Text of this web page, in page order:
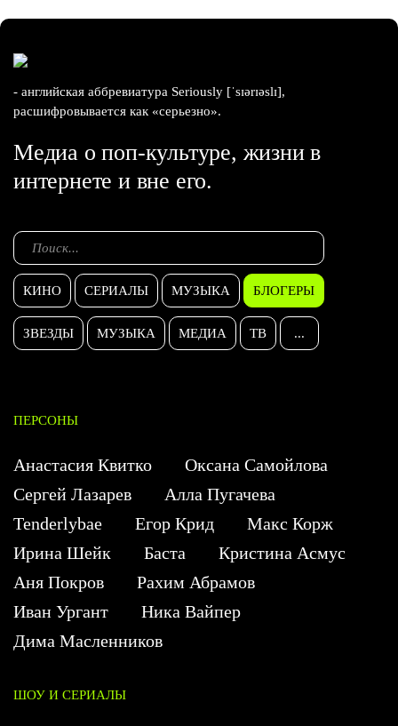
- английская аббревиатура Seriously [ˈsɪərɪəslɪ],
расшифровывается как «серьезно».
Медиа о поп-культуре, жизни в
интернете и вне его.
КИНО СЕРИАЛЫ МУЗЫКА БЛОГЕРЫ
ЗВЕЗДЫ МУЗЫКА МЕДИА ТВ ...
ПЕРСОНЫ
Анастасия Квитко
Оксана Самойлова
Сергей Лазарев
Алла Пугачева
Tenderlybae
Егор Крид
Макс Корж
Ирина Шейк
Баста
Кристина Асмус
Аня Покров
Рахим Абрамов
Иван Ургант
Ника Вайпер
Дима Масленников
ШОУ И СЕРИАЛЫ